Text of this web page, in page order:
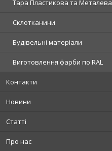
Тара Пластикова та Металева
Склотканини
Будівельні матеріали
Виготовлення фарби по RAL
Контакти
Новини
Статті
Про нас